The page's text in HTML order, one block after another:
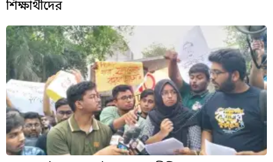
শিক্ষার্থীদের